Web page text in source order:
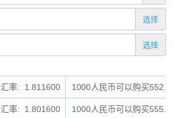
选择
选择
汇率: 1.811600 1000人民币可以购买
汇率: 1.801600 1000人民币可以购买